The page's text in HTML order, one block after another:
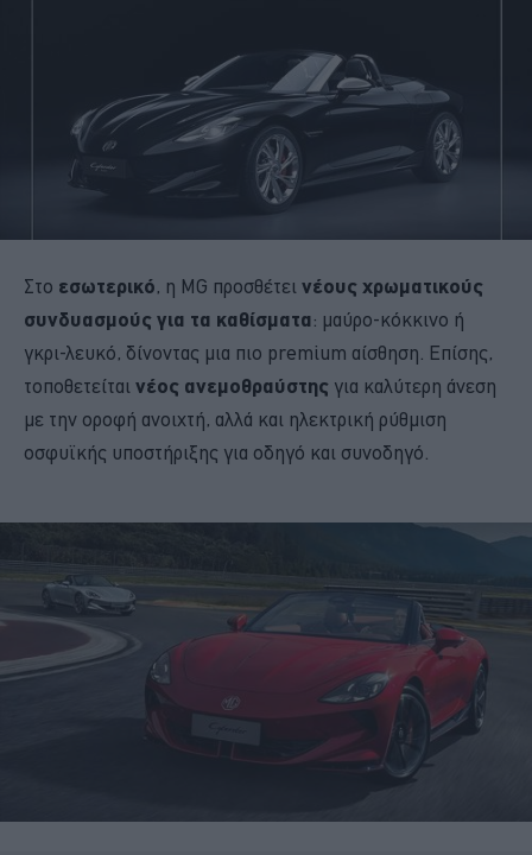
Στο εσωτερικό, η MG προσθέτει νέους χρωματικούς
συνδυασμούς για τα καθίσματα: μαύρο-κόκκινο ή
γκρι-λευκό, δίνοντας μια πιο premium αίσθηση. Επίσης,
τοποθετείται νέος ανεμοθραύστης για καλύτερη άνεση
με την οροφή ανοιχτή, αλλά και ηλεκτρική ρύθμιση
οσφυϊκής υποστήριξης για οδηγό και συνοδηγό.